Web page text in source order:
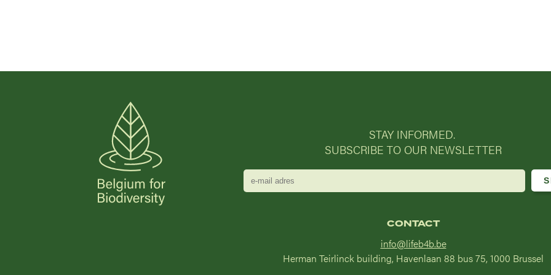
STAY INFORMED.
SUBSCRIBE TO OUR NEWSLETTER
e-
mail
CONTACT
info@lifeb4b.be
Herman Teirlinck building, Havenlaan 88 bus 75, 1000 Brussel